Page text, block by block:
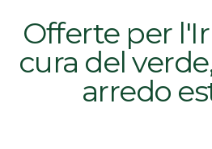
Offerte per
cura del
arredo